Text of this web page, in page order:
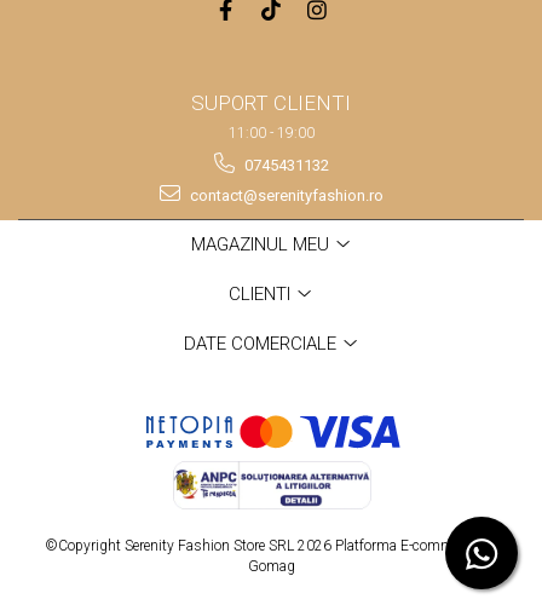
SUPORT CLIENTI
11:00 - 19:00
0745431132
contact@serenityfashion.ro
MAGAZINUL MEU
CLIENTI
DATE COMERCIALE
©Copyright Serenity Fashion Store SRL 2026 Platforma E-commerce by
Gomag